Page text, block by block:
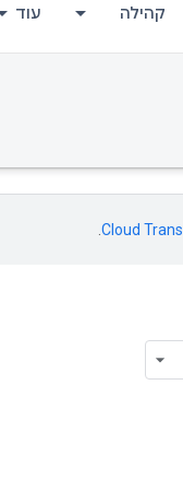
קהילה עוד
Cloud